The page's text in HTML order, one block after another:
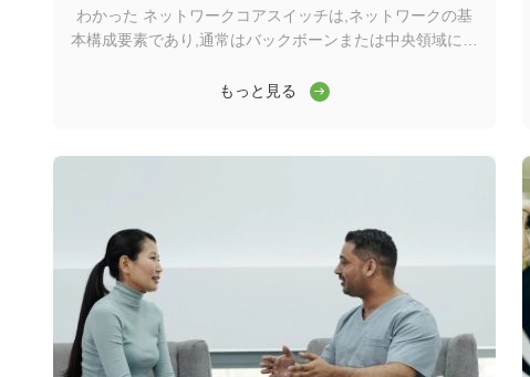
わかった ネットワークコアスイッチは,ネットワークの基
本構成要素であり,通常はバックボーンまたは中央領域に位
な運用を確保する上で重要な役割を果たしますワイダーコ
じてサーバー,インターネットサービスプロバイダー (ISP)
チは大きなパワーと容量を持つ必要があります. そのため,
迅速で完全な管理スイッチであることが重要です. ...
もっと見る